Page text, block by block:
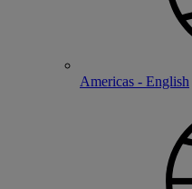
Americas - English